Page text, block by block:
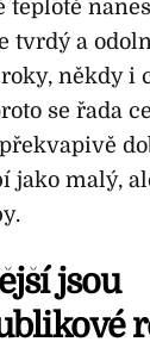
teplotě
tvrdý a
někdy i
se řada
jako malý,
jsou